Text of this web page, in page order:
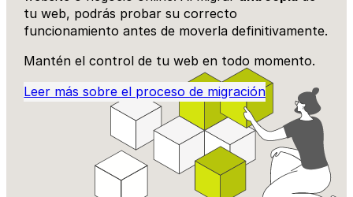
tu web, podrás probar su correcto
funcionamiento antes de moverla definitivamente.
Mantén el control de tu web en todo momento.
Leer más sobre el proceso de migración